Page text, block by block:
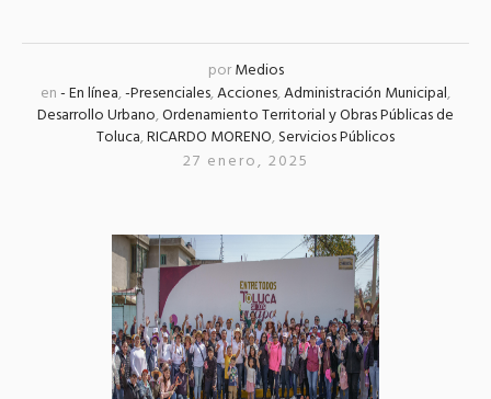
porMedios
en- En línea,-Presenciales,Acciones,Administración Municipal,
Desarrollo Urbano,Ordenamiento Territorial y Obras Públicas de
Toluca,RICARDO MORENO,Servicios Públicos
27 enero, 2025